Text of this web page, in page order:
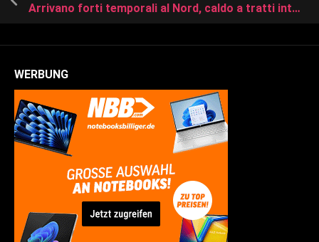
Arrivano forti temporali al Nord, caldo a tratti intenso al Sud
WERBUNG